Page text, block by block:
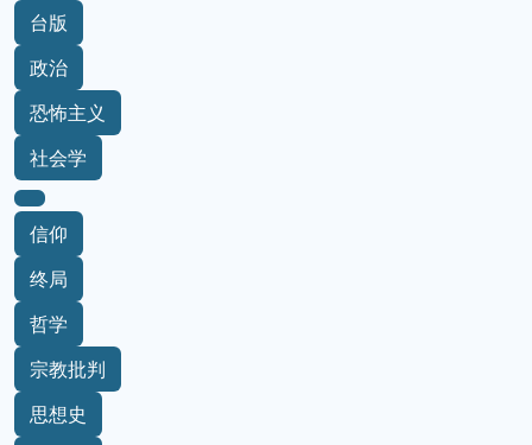
台版
政治
恐怖主义
社会学
信仰
终局
哲学
宗教批判
思想史